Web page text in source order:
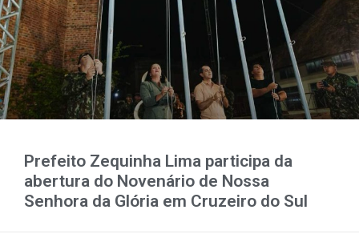
Prefeito Zequinha Lima participa da
abertura do Novenário de Nossa
Senhora da Glória em Cruzeiro do Sul